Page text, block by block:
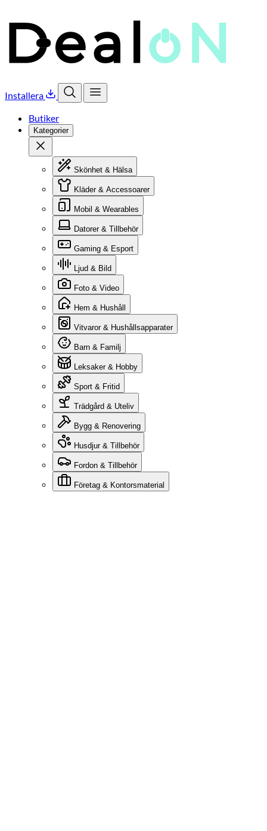
Installera
Öppna sökÖppna meny
Butiker
Kategorier
Stäng
Skönhet & Hälsa
Kläder & Accessoarer
Mobil & Wearables
Datorer & Tillbehör
Gaming & Esport
Ljud & Bild
Foto & Video
Hem & Hushåll
Vitvaror & Hushållsapparater
Barn & Familj
Leksaker & Hobby
Sport & Fritid
Trädgård & Uteliv
Bygg & Renovering
Husdjur & Tillbehör
Fordon & Tillbehör
Företag & Kontorsmaterial